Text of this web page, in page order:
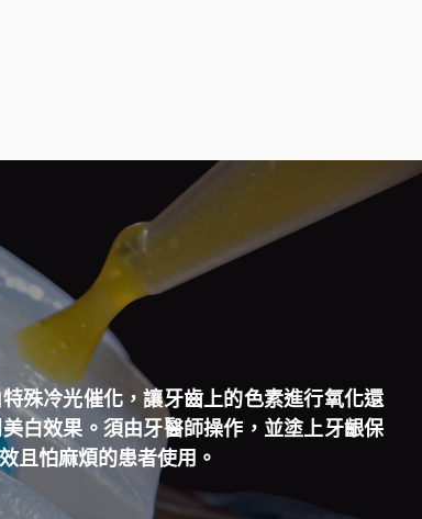
殊冷光催化，讓牙齒上的色素進行氧化還
白效果。須由牙醫師操作，並塗上牙齦保
且怕麻煩的患者使用。